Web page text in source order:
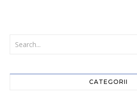
CATEGORII